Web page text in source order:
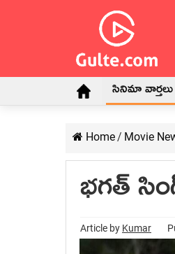
సినిమా వార్తలు
Home/ Movie
భగత్
Article by Kumar